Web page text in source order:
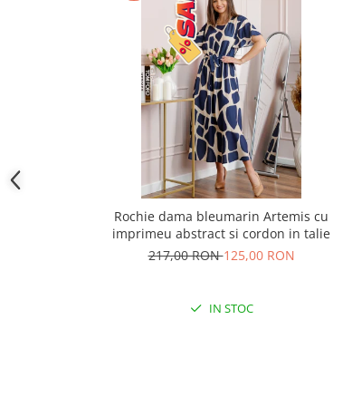
Rochie dama bleumarin Artemis cu
imprimeu abstract si cordon in talie
217,00 RON125,00 RON
IN STOC